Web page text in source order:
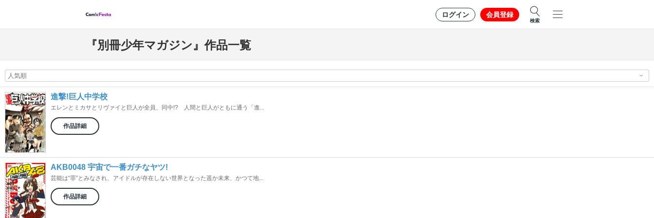
ログイン 会員登録
検索
『別冊少年マガジン』作品一覧
進撃!巨人中学校
エレンとミカサとリヴァイと巨人が全員、同中!? 人間と巨人がともに通う「進...
作品詳細
AKB0048 宇宙で一番ガチなヤツ!
芸能は“罪”とみなされ、アイドルが存在しない世界となった遥か未来、かつて地...
作品詳細